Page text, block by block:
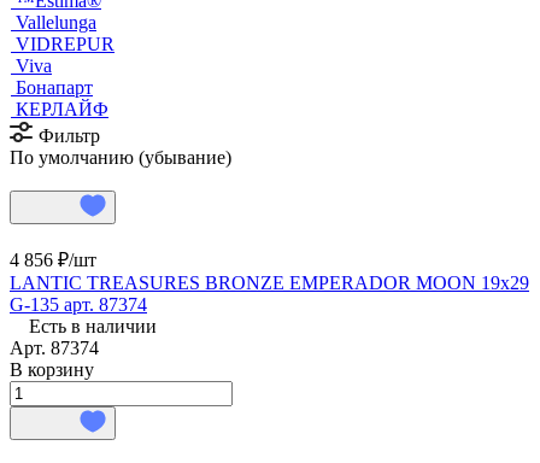
Vallelunga
VIDREPUR
Viva
Бонапарт
КЕРЛАЙФ
Фильтр
По умолчанию (убывание)
4 856 ₽/шт
LANTIC TREASURES BRONZE EMPERADOR MOON 19x29
G-135 арт. 87374
Есть в наличии
Арт. 87374
В корзину